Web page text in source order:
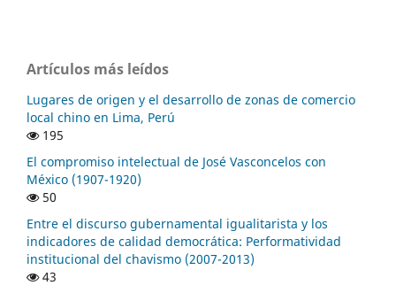
Artículos más leídos
Lugares de origen y el desarrollo de zonas de comercio
local chino en Lima, Perú
195
El compromiso intelectual de José Vasconcelos con
México (1907-1920)
50
Entre el discurso gubernamental igualitarista y los
indicadores de calidad democrática: Performatividad
institucional del chavismo (2007-2013)
43